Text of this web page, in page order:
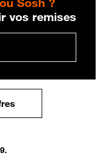
Sosh ?
vos remises